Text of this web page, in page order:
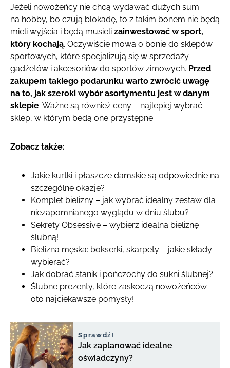
Jeżeli nowożeńcy nie chcą wydawać dużych sum
na hobby, bo czują blokadę, to z takim bonem nie będą
mieli wyjścia i będą musieli zainwestować w sport,
który kochają. Oczywiście mowa o bonie do sklepów
sportowych, które specjalizują się w sprzedaży
gadżetów i akcesoriów do sportów zimowych. Przed
zakupem takiego podarunku warto zwrócić uwagę
na to, jak szeroki wybór asortymentu jest w danym
sklepie. Ważne są również ceny – najlepiej wybrać
sklep, w którym będą one przystępne.
Zobacz także:
Jakie kurtki i płaszcze damskie są odpowiednie na
szczególne okazje?
Komplet bielizny – jak wybrać idealny zestaw dla
niezapomnianego wyglądu w dniu ślubu?
Sekrety Obsessive – wybierz idealną bieliznę
ślubną!
Bielizna męska: bokserki, skarpety – jakie składy
wybierać?
Jak dobrać stanik i pończochy do sukni ślubnej?
Ślubne prezenty, które zaskoczą nowożeńców –
oto najciekawsze pomysły!
Sprawdź!
Jak zaplanować idealne
oświadczyny?